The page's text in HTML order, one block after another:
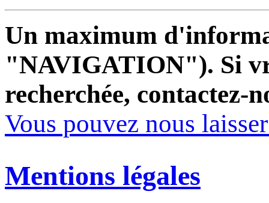
Un maximum
"NAVIGATION"). Si
recherchée, contactez-
Vous pouvez nous
Mentions légales